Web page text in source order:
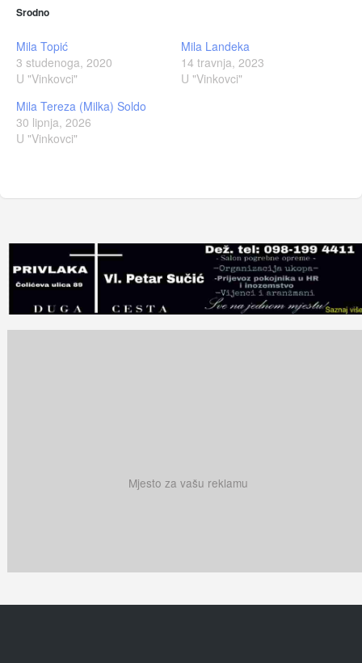
Srodno
Mila Topić
3 studenoga, 2020
U "Vinkovci"
Mila Landeka
14 travnja, 2023
U "Vinkovci"
Mila Tereza (Milka) Soldo
30 lipnja, 2026
U "Vinkovci"
Mjesto za vašu reklamu